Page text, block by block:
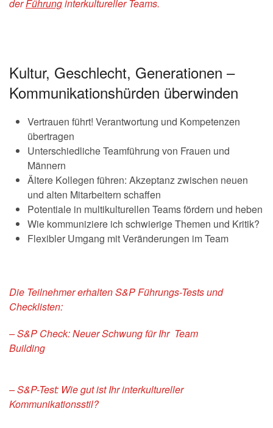
derFührunginterkultureller Teams.
Kultur, Geschlecht, Generationen –
Kommunikationshürden überwinden
Vertrauen führt! Verantwortung und Kompetenzen
übertragen
Unterschiedliche Teamführung von Frauen und
Männern
Ältere Kollegen führen: Akzeptanz zwischen neuen
und alten Mitarbeitern schaffen
Potentiale in multikulturellen Teams fördern und heben
Wie kommuniziere ich schwierige Themen und Kritik?
Flexibler Umgang mit Veränderungen im Team
Die Teilnehmer erhalten S&P Führungs-Tests und
Checklisten:
– S&P Check: Neuer Schwung für Ihr Team
Building
– S&P-Test: Wie gut ist Ihr interkultureller
Kommunikationsstil?